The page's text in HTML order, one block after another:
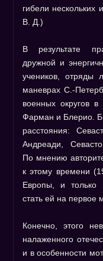
гибели
В. Д.)
В результате
дружной и
учеников, отряды
маневрах С.-
военных округов
Фарман и Блерио.
расстояния:
Андреади,
По мнению
к этому времени
Европы, и только
стать ей на первое
Конечно, этого
налаженного
и в особенности